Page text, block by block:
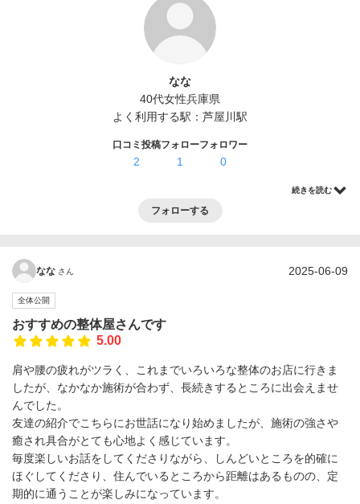
なな
40代女性兵庫県
よく利用する駅： 芦屋川駅
口コミ投稿
2
フォロー
1
フォロワー
0
続きを読む
フォローする
なな さん 2025-06-09
全体公開
おすすめの整体屋さんです
5.00
肩や腰の疲れがツラく、これまでいろいろな整体のお店に行きま
したが、なかなか施術が合わず、長続きするところに出会えませ
んでした。
友達の紹介でこちらにお世話になり始めましたが、施術の強さや
癒され具合がとても心地よく感じています。
毎度楽しいお話をしてくださりながら、しんどいところを的確に
ほぐしてくださり、住んでいるところから距離はあるものの、定
期的に通うことが楽しみになっています。